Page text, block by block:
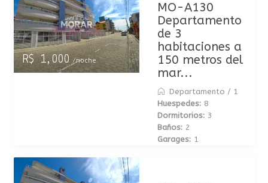
R$ 1,000/noche
MO-A130
Departamento
de 3
habitaciones a
150 metros del
mar...
Departamento / 1
Huespedes: 8
Dormitorios: 3
Baños: 2
Garages: 1